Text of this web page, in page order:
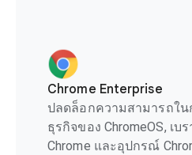
Chrome Enterprise
ปลดล็อกความสามารถใน
ธุรกิจของ ChromeOS, เบ
Chrome และอุปกรณ์